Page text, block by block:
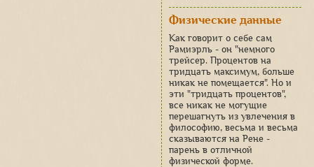
Физические данные
Как говорит о себе сам
Рамиэрль - он "немного
трейсер. Процентов на
тридцать максимум, больше
никак не помещается". Но и
эти "тридцать процентов",
все никак не могущие
перешагнуть из увлечения в
философию, весьма и весьма
сказываются на Рене -
парень в отличной
физической форме.